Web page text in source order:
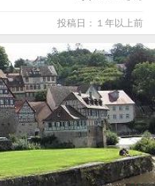
投稿日：１年以上前